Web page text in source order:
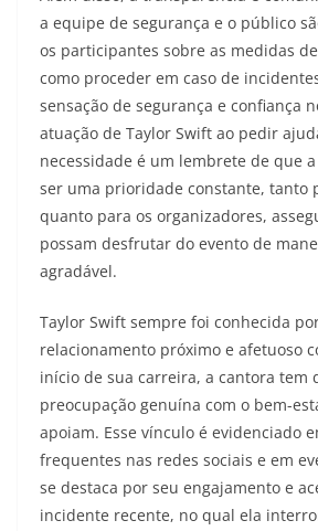
a equipe de segurança e o público
os participantes sobre as medidas
como proceder em caso de
sensação de segurança e confiança
atuação de Taylor Swift ao pedir
necessidade é um lembrete de que
ser uma prioridade constante, tanto
quanto para os organizadores,
possam desfrutar do evento de
agradável.
Taylor Swift sempre foi conhecida
relacionamento próximo e afetuoso
início de sua carreira, a cantora tem
preocupação genuína com o bem-
apoiam. Esse vínculo é evidenciado
frequentes nas redes sociais e em
se destaca por seu engajamento e
incidente recente, no qual ela